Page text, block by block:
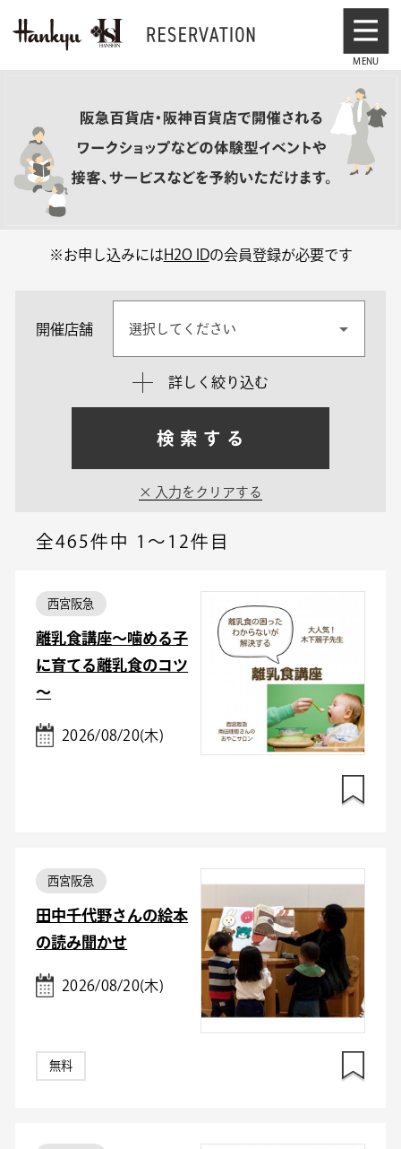
※お申し込みにはH2O IDの会員登録が必要です
開催店舗 選択してください
詳しく絞り込む
検索する
入力をクリアする
全465件中 1～12件目
西宮阪急
離乳食講座～噛める子
に育てる離乳食のコツ
～
2026/08/20(木)
西宮阪急
田中千代野さんの絵本
の読み聞かせ
2026/08/20(木)
無料